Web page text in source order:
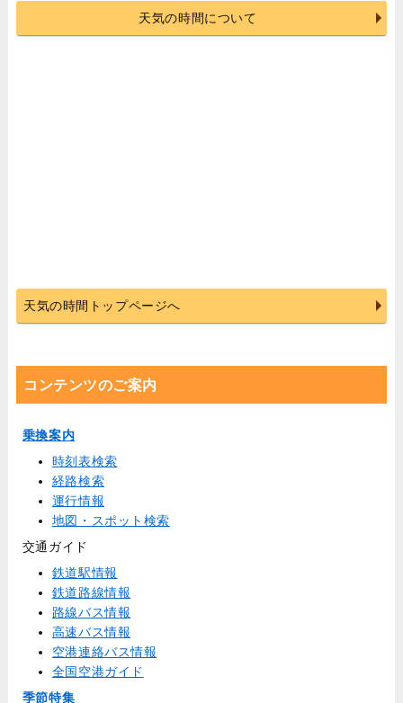
天気の時間について
天気の時間トップページへ
コンテンツのご案内
乗換案内
時刻表検索
経路検索
運行情報
地図・スポット検索
交通ガイド
鉄道駅情報
鉄道路線情報
路線バス情報
高速バス情報
空港連絡バス情報
全国空港ガイド
季節特集